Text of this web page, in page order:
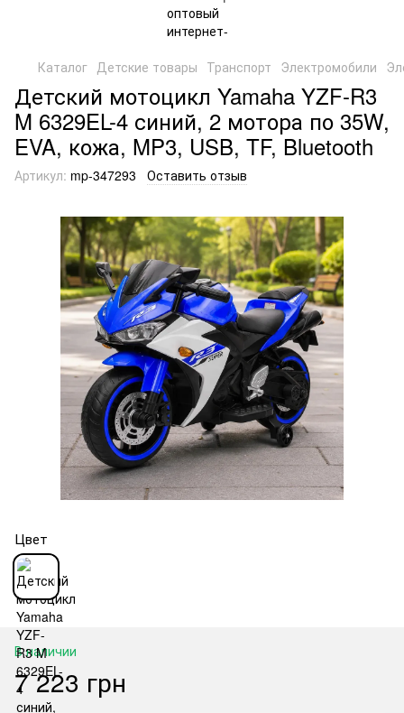
Каталог Детские товары Транспорт Электромобили
Детский мотоцикл Yamaha YZF-R3
M 6329EL-4 синий, 2 мотора по 35W,
EVA, кожа, MP3, USB, TF, Bluetooth
Артикул: mp-347293 Оставить отзыв
Цвет
В наличии
7 223 грн